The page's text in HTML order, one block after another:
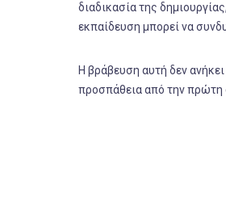
διαδικασία της
εκπαίδευση μπορεί να
Η βράβευση αυτή δεν
προσπάθεια από την πρώτη